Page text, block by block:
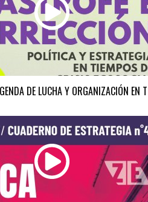
DE LUCHA Y ORGANIZACIÓN EN